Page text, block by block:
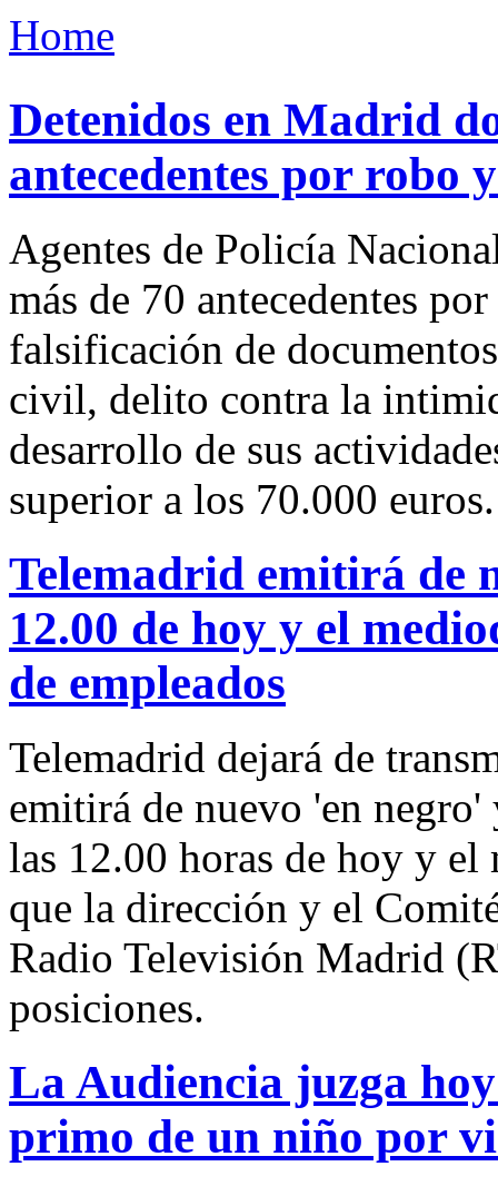
Home
Detenidos en Madrid
antecedentes por robo
Agentes de Policía
más de 70 antecedentes
falsificación de
civil, delito contra la
desarrollo de sus
superior a los 70.000 euros.
Telemadrid emitirá de
12.00 de hoy y el
de empleados
Telemadrid dejará de
emitirá de nuevo 'en
las 12.00 horas de hoy y el
que la dirección y el
Radio Televisión Madrid
posiciones.
La Audiencia juzga
primo de un niño por